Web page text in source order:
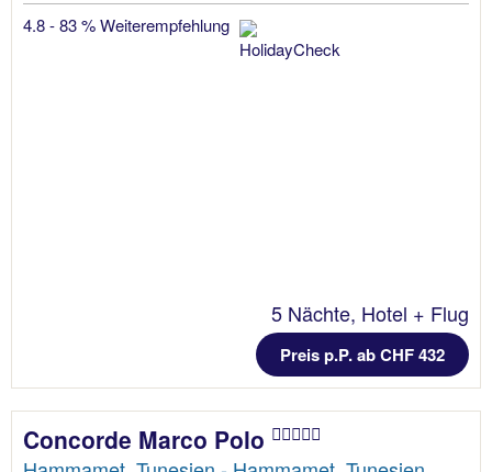
4.8 - 83 % Weiterempfehlung
5 Nächte, Hotel + Flug
Preis p.P. ab CHF 432
Concorde Marco Polo